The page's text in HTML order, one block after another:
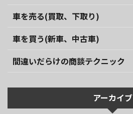
車を売る(買取、下取り)
車を買う(新車、中古車)
間違いだらけの商談テクニック
アーカイブ